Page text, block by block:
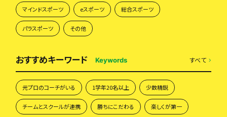
マインドスポーツ eスポーツ 総合スポーツ
パラスポーツ その他
おすすめキーワード Keywords すべて
元プロのコーチがいる 1学年20名以上 少数精鋭
チームとスクールが連携 勝ちにこだわる 楽しくが第一